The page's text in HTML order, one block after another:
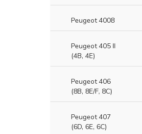
Peugeot 4008
Peugeot 405 II
(4B, 4E)
Peugeot 406
(8B, 8E/F, 8C)
Peugeot 407
(6D, 6E, 6C)